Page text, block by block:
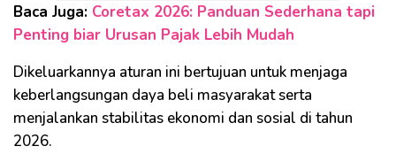
Baca Juga: Coretax 2026: Panduan Sederhana tapi
Penting biar Urusan Pajak Lebih Mudah
Dikeluarkannya aturan ini bertujuan untuk menjaga
keberlangsungan daya beli masyarakat serta
menjalankan stabilitas ekonomi dan sosial di tahun
2026.